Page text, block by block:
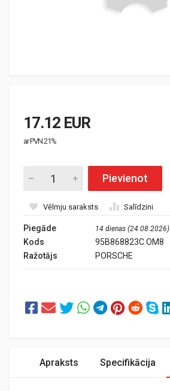
17.12 EUR
ar PVN 21%
Pievienot
Vēlmju saraksts Salīdzini
Piegāde 14 dienas (24.08.2026)
Kods
95B868823C OM8
Ražotājs
PORSCHE
Apraksts Specifikācija